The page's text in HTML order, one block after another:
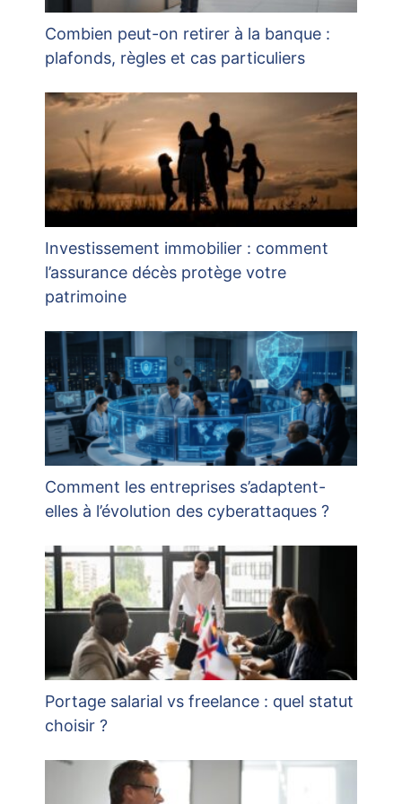
Combien peut-on retirer à la banque :
plafonds, règles et cas particuliers
Investissement immobilier : comment
l’assurance décès protège votre
patrimoine
Comment les entreprises s’adaptent-
elles à l’évolution des cyberattaques ?
Portage salarial vs freelance : quel statut
choisir ?